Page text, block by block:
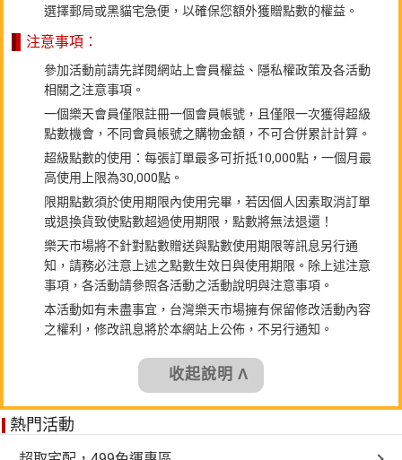
選擇郵局或黑貓宅急便，以確保您額外獲贈點數的權益。
注意事項：
參加活動前請先詳閱網站上會員權益、隱私權政策及各活動
相關之注意事項。
一個樂天會員僅限註冊一個會員帳號，且僅限一次獲得超級
點數機會，不同會員帳號之購物金額，不可合併累計計算。
超級點數的使用：每張訂單最多可折抵10,000點，一個月最
高使用上限為30,000點。
限期點數須於使用期限內使用完畢，若因個人因素取消訂單
或退換貨致使點數超過使用期限，點數將無法退還！
樂天市場將不針對點數贈送與點數使用期限等訊息另行通
知，請務必注意上述之點數生效日與使用期限。除上述注意
事項，各活動請參照各活動之活動說明與注意事項。
本活動如有未盡事宜，台灣樂天市場擁有保留修改活動內容
之權利，修改訊息將於本網站上公佈，不另行通知。
收起說明 Λ
熱門活動